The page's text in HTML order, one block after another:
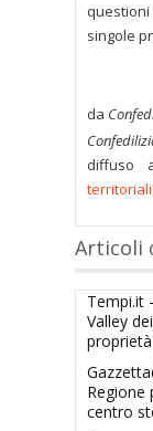
singole
da
diffuso
territoriali
Articoli
Tempi.it
Valley
Regione
centro